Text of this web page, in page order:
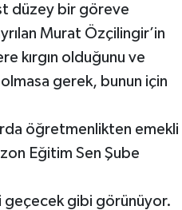
düzey bir göreve
Murat Özçilingir’in
kırgın olduğunu ve
gerek, bunun için
öğretmenlikten emekli
Eğitim Sen Şube
geçecek gibi görünüyor.